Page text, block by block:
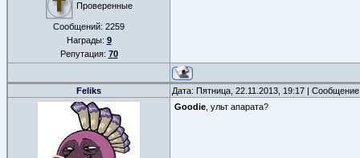
Проверенные
Сообщений: 2259
Награды: 9
Репутация: 70
Feliks Дата: Пятница, 22.11.2013, 19:17 |
Goodie , ульт апарата?